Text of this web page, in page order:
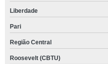
Liberdade
Pari
Região Central
Roosevelt (CBTU)